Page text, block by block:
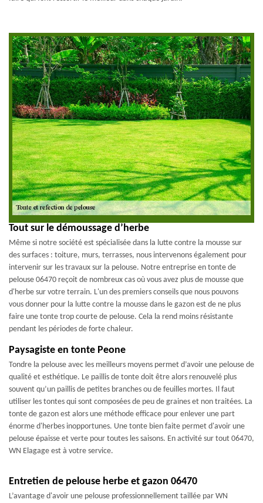
Tout sur le démoussage d’herbe
Même si notre société est spécialisée dans la lutte contre la mousse sur
des surfaces : toiture, murs, terrasses, nous intervenons également pour
intervenir sur les travaux sur la pelouse. Notre entreprise en tonte de
pelouse 06470 reçoit de nombreux cas où vous avez plus de mousse que
d'herbe sur votre terrain. L'un des premiers conseils que nous pouvons
vous donner pour la lutte contre la mousse dans le gazon est de ne plus
faire une tonte trop courte de pelouse. Cela la rend moins résistante
pendant les périodes de forte chaleur.
Paysagiste en tonte Peone
Tondre la pelouse avec les meilleurs moyens permet d’avoir une pelouse de
qualité et esthétique. Le paillis de tonte doit être alors renouvelé plus
souvent qu’un paillis de petites branches ou de feuilles mortes. Il faut
utiliser les tontes qui sont composées de peu de graines et non traitées. La
tonte de gazon est alors une méthode efficace pour enlever une part
énorme d'herbes inopportunes. Une tonte bien faite permet d'avoir une
pelouse épaisse et verte pour toutes les saisons. En activité sur tout 06470,
WN Elagage est à votre service.
Entretien de pelouse herbe et gazon 06470
L’avantage d'avoir une pelouse professionnellement taillée par WN